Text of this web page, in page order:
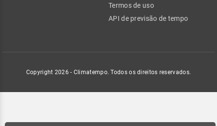
Termos de uso
API de previsão de tempo
Copyright 2026 - Climatempo. Todos os direitos reservados.